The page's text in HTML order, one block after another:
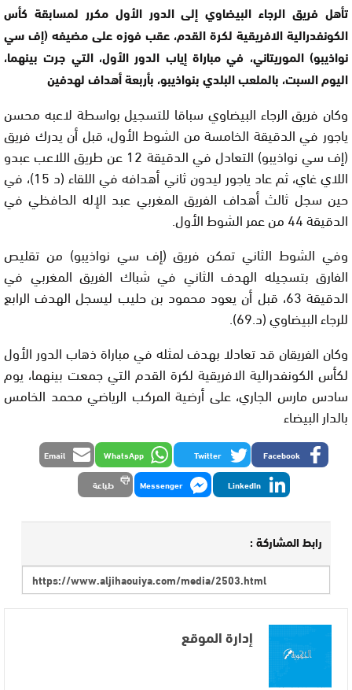
تأهل فريق الرجاء البيضاوي إلى الدور الأول مكرر لمسابقة كأس
الكونفدرالية الافريقية لكرة القدم، عقب فوزه على مضيفه (إف سي
نواذيبو) الموريتاني، في مباراة إياب الدور الأول، التي جرت بينهما،
اليوم السبت، بالملعب البلدي بنواذيبو، بأربعة أهداف لهدفين
وكان فريق الرجاء البيضاوي سباقا للتسجيل بواسطة لاعبه محسن
ياجور في الدقيقة الخامسة من الشوط الأول، قبل أن يدرك فريق
(إف سي نواذيبو) التعادل في الدقيقة 12 عن طريق اللاعب عبدو
اللاي غاي، ثم عاد ياجور ليدون ثاني أهدافه في اللقاء (د 15)، في
حين سجل ثالث أهداف الفريق المغربي عبد الإله الحافظي في
الدقيقة 44 من عمر الشوط الأول.
وفي الشوط الثاني تمكن فريق (إف سي نواذيبو) من تقليص
الفارق بتسجيله الهدف الثاني في شباك الفريق المغربي في
الدقيقة 63، قبل أن يعود محمود بن حليب ليسجل الهدف الرابع
للرجاء البيضاوي (د.69).
وكان الفريقان قد تعادلا بهدف لمثله في مباراة ذهاب الدور الأول
لكأس الكونفدرالية الافريقية لكرة القدم التي جمعت بينهما، يوم
سادس مارس الجاري، على أرضية المركب الرياضي محمد الخامس
بالدار البيضاء
Facebook
Twitter
WhatsApp
Email
LinkedIn
Messenger طباعة
رابط المشاركة :
إدارة الموقع